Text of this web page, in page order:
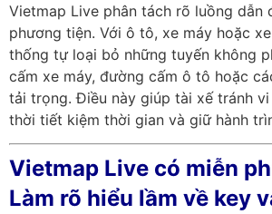
Vietmap Live phân tách rõ luồng dẫn
phương tiện. Với ô tô, xe máy hoặc
thống tự loại bỏ những tuyến không
cấm xe máy, đường cấm ô tô hoặc
tải trọng. Điều này giúp tài xế tránh
thời tiết kiệm thời gian và giữ hành
Vietmap Live có miễn
Làm rõ hiểu lầm về key